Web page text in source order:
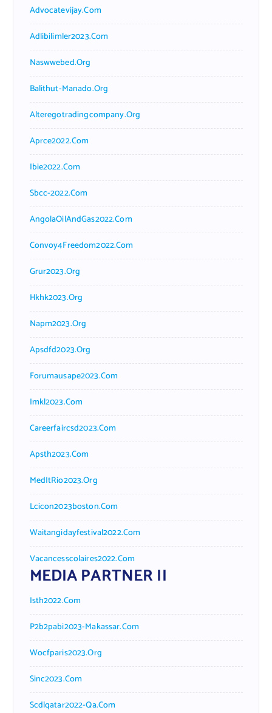
Advocatevijay.com
Adlibilimler2023.com
Naswwebed.org
Balithut-Manado.org
Alteregotradingcompany.org
Aprce2022.com
Ibie2022.com
Sbcc-2022.com
AngolaOilAndGas2022.com
Convoy4Freedom2022.com
Grur2023.org
Hkhk2023.org
Napm2023.org
Apsdfd2023.org
Forumausape2023.com
Imkl2023.com
Careerfaircsd2023.com
Apsth2023.com
MedItRio2023.org
Lcicon2023boston.com
Waitangidayfestival2022.com
Vacancesscolaires2022.com
MEDIA PARTNER II
Isth2022.com
P2b2pabi2023-Makassar.com
Wocfparis2023.org
Sinc2023.com
Scdlqatar2022-Qa.com